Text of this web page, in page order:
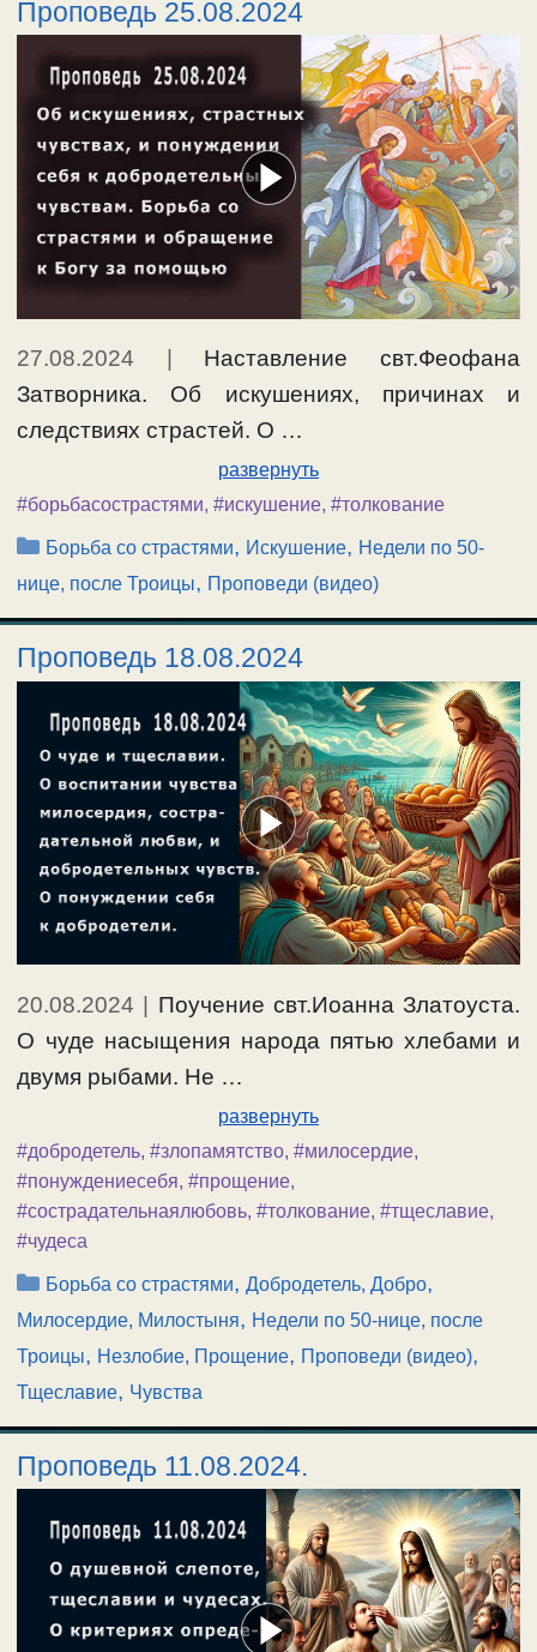
Проповедь 25.08.2024
27.08.2024
Наставление свт.Феофана
Затворника. Об искушениях, причинах и
следствиях страстей. О …
развернуть
#борьбасострастями, #искушение, #толкование
Рубрики
Борьба со страстями, Искушение, Недели по 50-
нице, после Троицы, Проповеди (видео)
Проповедь 18.08.2024
20.08.2024 | Поучение свт.Иоанна Златоуста.
О чуде насыщения народа пятью хлебами и
двумя рыбами. Не …
развернуть
#добродетель, #злопамятство, #милосердие,
#понуждениесебя, #прощение,
#сострадательнаялюбовь, #толкование, #тщеславие,
#чудеса
Рубрики
Борьба со страстями,Добродетель, Добро,
Милосердие, Милостыня, Недели по 50-нице, после
Троицы, Незлобие, Прощение, Проповеди (видео),
Тщеславие, Чувства
Проповедь 11.08.2024.